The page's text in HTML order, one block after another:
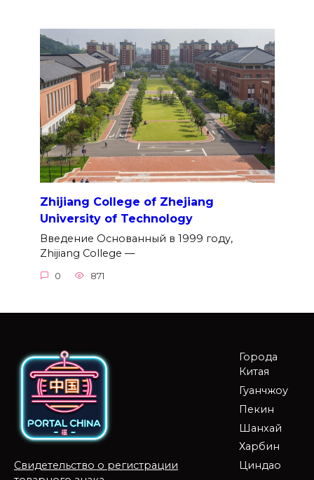
Zhijiang College of Zhejiang
University of Technology
Введение Основанный в 1999 году,
Zhijiang College —
0 871
Свидетельство о регистрации
Города
Китая
Гуанчжоу
Пекин
Шанхай
Харбин
Циндао